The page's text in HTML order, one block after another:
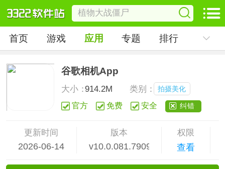
首页 游戏 应用 专题 排行
谷歌相机App
大小：914.2M 类别： 拍摄美化
官方 免费 安全 纠错
更新时间
2026-06-14
版本
v10.0.081.790960413.20
权限
查看